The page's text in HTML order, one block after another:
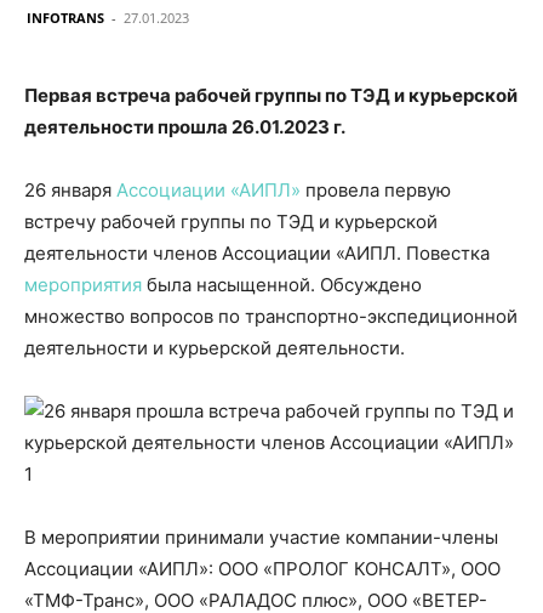
INFOTRANS - 27.01.2023
Первая встреча рабочей группы по ТЭД и курьерской
деятельности прошла 26.01.2023 г.
26 января Ассоциации «АИПЛ» провела первую
встречу рабочей группы по ТЭД и курьерской
деятельности членов Ассоциации «АИПЛ. Повестка
мероприятия была насыщенной. Обсуждено
множество вопросов по транспортно-экспедиционной
деятельности и курьерской деятельности.
В мероприятии принимали участие компании-члены
Ассоциации «АИПЛ»: ООО «ПРОЛОГ КОНСАЛТ», ООО
«ТМФ-Транс», ООО «РАЛАДОС плюс», ООО «ВЕТЕР-